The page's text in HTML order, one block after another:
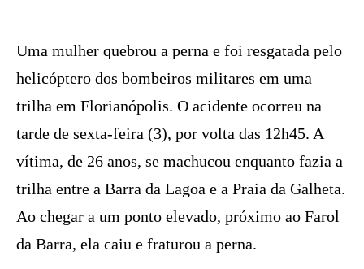
Uma mulher quebrou a perna e foi resgatada pelo
helicóptero dos bombeiros militares em uma
trilha em Florianópolis. O acidente ocorreu na
tarde de sexta-feira (3), por volta das 12h45. A
vítima, de 26 anos, se machucou enquanto fazia a
trilha entre a Barra da Lagoa e a Praia da Galheta.
Ao chegar a um ponto elevado, próximo ao Farol
da Barra, ela caiu e fraturou a perna.